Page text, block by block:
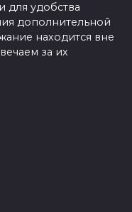
для удобства
дополнительной
находится вне
за их